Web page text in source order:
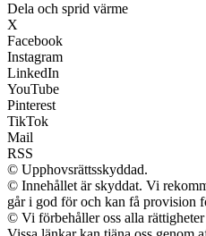
Dela och sprid värme
X
Facebook
Instagram
LinkedIn
YouTube
Pinterest
TikTok
Mail
RSS
© Upphovsrättsskyddad.
© Innehållet är skyddat. Vi
går i god för och kan få provision
© Vi förbehåller oss alla